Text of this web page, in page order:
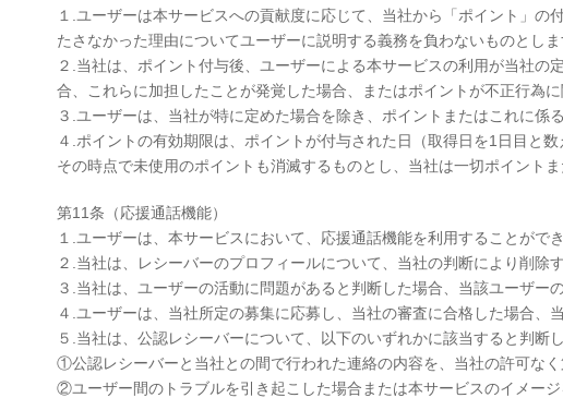
１.ユーザーは本サービスへの貢献度に応じて、当社から「ポイント」
たさなかった理由についてユーザーに説明する義務を負わないものとしま
２.当社は、ポイント付与後、ユーザーによる本サービスの利用が当社
合、これらに加担したことが発覚した場合、またはポイントが不正行為
３.ユーザーは、当社が特に定めた場合を除き、ポイントまたはこれに係
４.ポイントの有効期限は、ポイントが付与された日（取得日を1日目と
その時点で未使用のポイントも消滅するものとし、当社は一切ポイント
第11条（応援通話機能）
１.ユーザーは、本サービスにおいて、応援通話機能を利用することが
２.当社は、レシーバーのプロフィールについて、当社の判断により削除
３.当社は、ユーザーの活動に問題があると判断した場合、当該ユーザー
４.ユーザーは、当社所定の募集に応募し、当社の審査に合格した場合、
５.当社は、公認レシーバーについて、以下のいずれかに該当すると判断
①公認レシーバーと当社との間で行われた連絡の内容を、当社の許可なく
②ユーザー間のトラブルを引き起こした場合または本サービスのイメー